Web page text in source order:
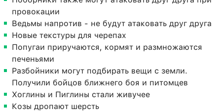
провокации
Ведьмы напротив - не будут атаковать друг друга
Новые текстуры для черепах
Попугаи приручаются, кормят и размножаются
печеньями
Разбойники могут подбирать вещи с земли.
Получили бойцов ближнего боя и питомцев
Хоглины и Пиглины стали живучее
Козы дропают шерсть